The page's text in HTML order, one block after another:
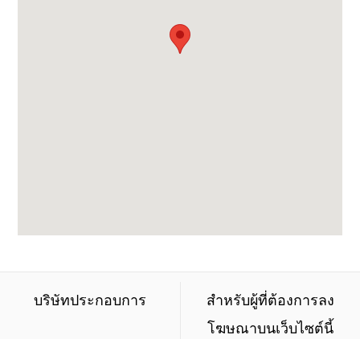
บริษัทประกอบการ
สำหรับผู้ที่ต้องการลง
โฆษณาบนเว็บไซต์นี้